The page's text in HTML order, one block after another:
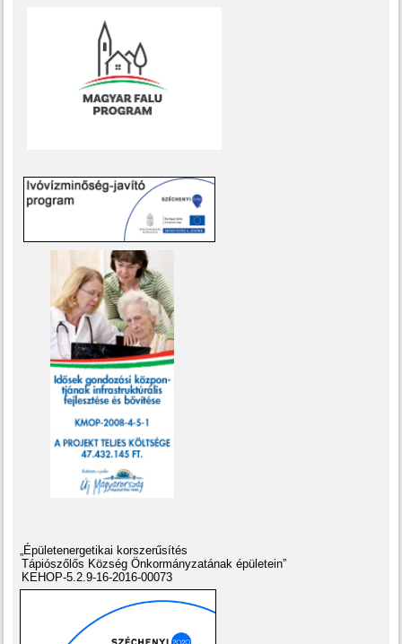
„Épületenergetikai korszerűsítés
Tápiószőlős Község Önkormányzatának épületein”
KEHOP-5.2.9-16-2016-00073